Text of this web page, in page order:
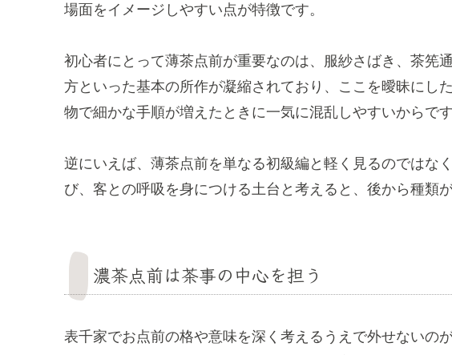
場面をイメージしやすい点が特徴です。
初心者にとって薄茶点前が重要なのは、服紗さばき、茶筅
方といった基本の所作が凝縮されており、ここを曖昧にし
物で細かな手順が増えたときに一気に混乱しやすいからです
逆にいえば、薄茶点前を単なる初級編と軽く見るのではな
び、客との呼吸を身につける土台と考えると、後から種類
濃茶点前は茶事の中心を担う
表千家でお点前の格や意味を深く考えるうえで外せないの